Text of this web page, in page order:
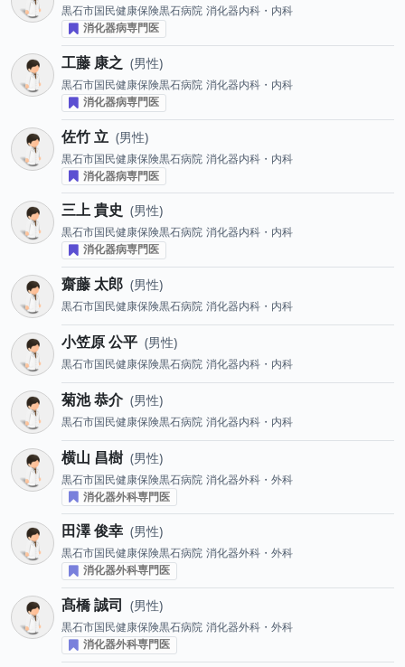
黒石市国民健康保険黒石病院 消化器内科・内科
消化器病専門医
工藤 康之 男性
黒石市国民健康保険黒石病院 消化器内科・内科
消化器病専門医
佐竹 立 男性
黒石市国民健康保険黒石病院 消化器内科・内科
消化器病専門医
三上 貴史 男性
黒石市国民健康保険黒石病院 消化器内科・内科
消化器病専門医
齋藤 太郎 男性
黒石市国民健康保険黒石病院 消化器内科・内科
小笠原 公平 男性
黒石市国民健康保険黒石病院 消化器内科・内科
菊池 恭介 男性
黒石市国民健康保険黒石病院 消化器内科・内科
横山 昌樹 男性
黒石市国民健康保険黒石病院 消化器外科・外科
消化器外科専門医
田澤 俊幸 男性
黒石市国民健康保険黒石病院 消化器外科・外科
消化器外科専門医
髙橋 誠司 男性
黒石市国民健康保険黒石病院 消化器外科・外科
消化器外科専門医